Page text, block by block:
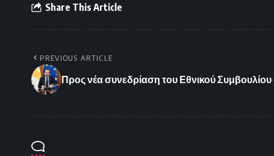
Share This Article
PREVIOUS ARTICLE
Προς νέα συνεδρίαση του Εθνικού Συμβουλίου